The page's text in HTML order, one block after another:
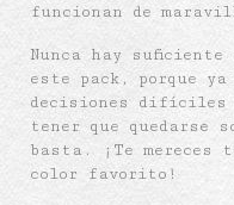
funcionan de
Nunca hay suficiente
este pack, porque ya
decisiones difíciles
tener que quedarse
basta. ¡Te mereces
color favorito!